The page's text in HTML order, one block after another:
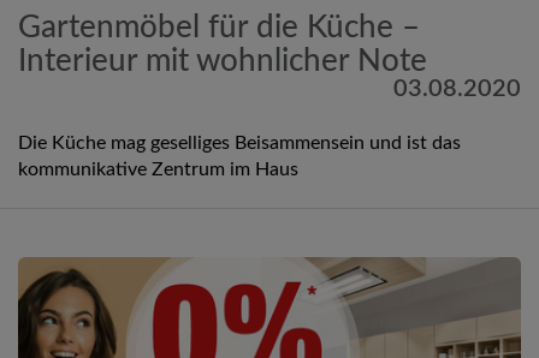
Gartenmöbel für die Küche –
Interieur mit wohnlicher Note
03.08.2020
Die Küche mag geselliges Beisammensein und ist das
kommunikative Zentrum im Haus